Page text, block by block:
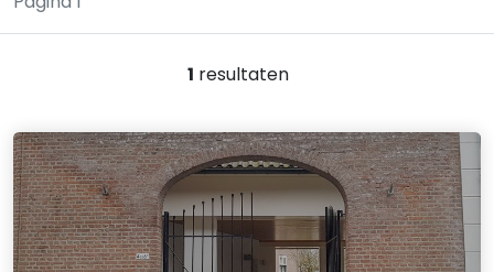
1 resultaten